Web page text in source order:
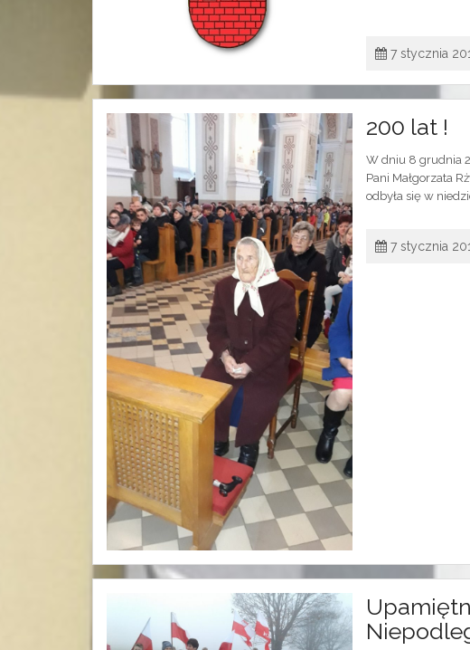
7 stycznia
200 lat !
W dniu 8 grudnia
Pani Małgorzata
odbyła się w
7 stycznia